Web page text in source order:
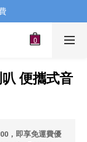
便攜式音
，即享免運費優